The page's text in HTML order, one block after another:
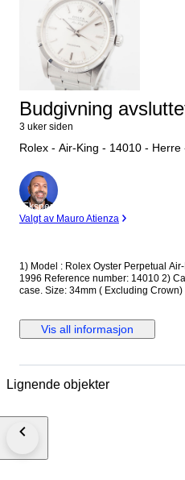
Budgivning
3 uker siden
Rolex - Air-King - 14010 -
Ekspert
Valgt av Mauro Atienza
1) Model : Rolex Oyster Perpetual
1996 Reference number: 14010 2) Case : Rolex Oyster stainless steel
case. Size: 34mm ( Excluding Crown) 3) Dial : Rolex dial with silver hands
Sapphire crystal 7) Bracelet : Rolex stainless steel jubilee bracelet. Fit up
to 6 inch wrist. Watch will be shipped via DHL or Fedex Express. We are
to be paid by buyer is available. If winning bidder decides to cancel /
of seller, if return instructions are not
Vis all informasjon
Lignende objekter